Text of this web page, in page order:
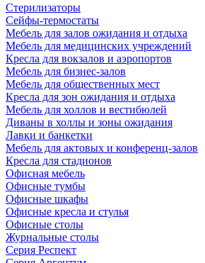
Стерилизаторы
Сейфы-термостаты
Мебель для залов ожидания и отдыха
Мебель для медицинских учреждений
Кресла для вокзалов и аэропортов
Мебель для бизнес-залов
Мебель для общественных мест
Кресла для зон ожидания и отдыха
Мебель для холлов и вестибюлей
Диваны в холлы и зоны ожидания
Лавки и банкетки
Мебель для актовых и конференц-залов
Кресла для стадионов
Офисная мебель
Офисные тумбы
Офисные шкафы
Офисные кресла и стулья
Офисные столы
Журнальные столы
Серия Респект